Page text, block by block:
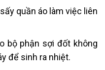
quần áo làm việc liên
bộ phận sợi đốt không
để sinh ra nhiệt.